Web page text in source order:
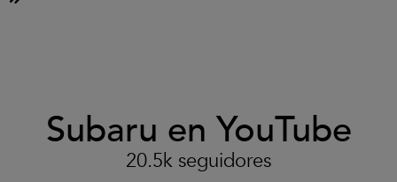
Subaru en YouTube
20.5k seguidores
aceptar